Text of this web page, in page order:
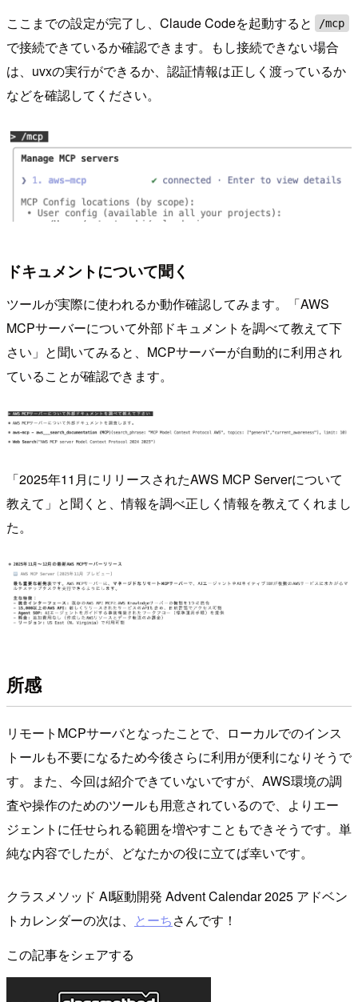
ここまでの設定が完了し、Claude Codeを起動すると /mcp
で接続できているか確認できます。もし接続できない場合
は、uvxの実行ができるか、認証情報は正しく渡っているか
などを確認してください。
ドキュメントについて聞く
ツールが実際に使われるか動作確認してみます。「AWS
MCPサーバーについて外部ドキュメントを調べて教えて下
さい」と聞いてみると、MCPサーバーが自動的に利用され
ていることが確認できます。
「2025年11月にリリースされたAWS MCP Serverについて
教えて」と聞くと、情報を調べ正しく情報を教えてくれまし
た。
所感
リモートMCPサーバとなったことで、ローカルでのインス
トールも不要になるため今後さらに利用が便利になりそうで
す。また、今回は紹介できていないですが、AWS環境の調
査や操作のためのツールも用意されているので、よりエー
ジェントに任せられる範囲を増やすこともできそうです。単
純な内容でしたが、どなたかの役に立てば幸いです。
クラスメソッド AI駆動開発 Advent Calendar 2025 アドベン
トカレンダーの次は、
とーちさんです！
この記事をシェアする